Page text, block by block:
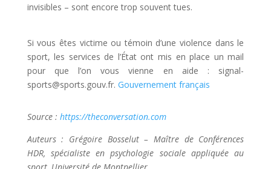
invisibles – sont encore trop souvent tues.
Si vous êtes victime ou témoin d’une violence dans le
sport, les services de l’État ont mis en place un mail
pour que l’on vous vienne en aide : signal-
sports@sports.gouv.fr. Gouvernement français
Source : https://theconversation.com
Auteurs : Grégoire Bosselut – Maître de Conférences
HDR, spécialiste en psychologie sociale appliquée au